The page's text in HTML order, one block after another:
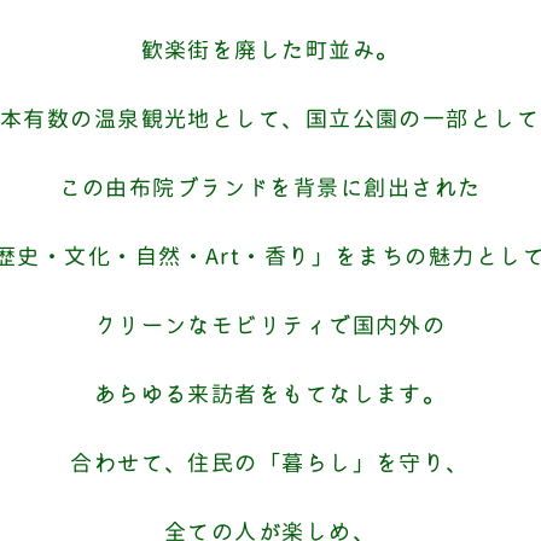
歓楽街を廃した町並み。
有数の温泉観光地として、国立公園の一部とし
この由布院ブランドを背景に創出された
史・文化・自然・Art・香り」をまちの魅力とし
クリーンなモビリティで国内外の
あらゆる来訪者をもてなします。
合わせて、住民の「暮らし」を守り、
全ての人が楽しめ、